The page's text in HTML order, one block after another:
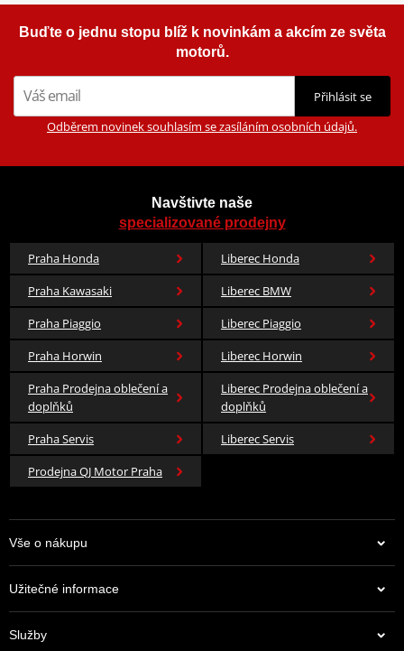
Buďte o jednu stopu blíž k novinkám a akcím ze světa
motorů.
Přihlásit se
Odběrem novinek souhlasím se zasíláním osobních údajů.
Navštivte naše
specializované prodejny
Praha Honda
Liberec Honda
Praha Kawasaki
Liberec BMW
Praha Piaggio
Liberec Piaggio
Praha Horwin
Liberec Horwin
Praha Prodejna oblečení a
doplňků
Liberec Prodejna oblečení a
doplňků
Praha Servis
Liberec Servis
Prodejna QJ Motor Praha
Vše o nákupu
Užitečné informace
Služby